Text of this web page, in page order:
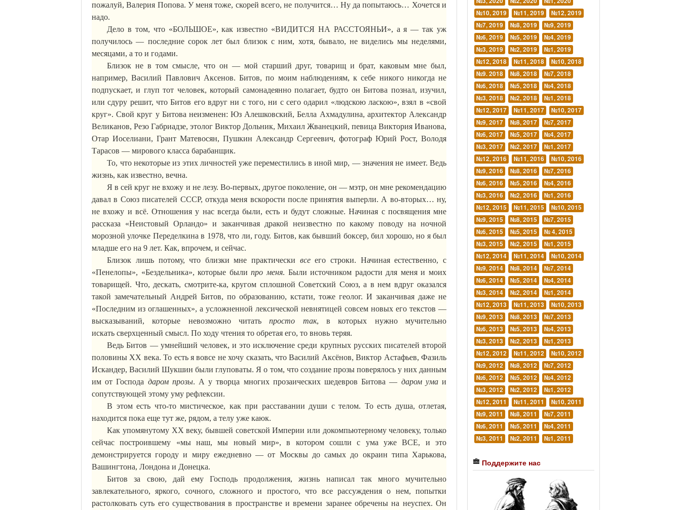
пожалуй, Валерия Попова. У меня тоже, скорей всего, не получится… Ну да попытаюсь… Хочется и
надо.
Дело в том, что «БОЛЬШОЕ», как известно «ВИДИТСЯ НА РАССТОЯНЬИ», а я — так уж
получилось — последние сорок лет был близок с ним, хотя, бывало, не виделись мы неделями,
месяцами, а то и годами.
Близок не в том смысле, что он — мой старший друг, товарищ и брат, каковым мне был,
например, Василий Павлович Аксенов. Битов, по моим наблюдениям, к себе никого никогда не
подпускает, и глуп тот человек, который самонадеянно полагает, будто онБитова познал, изучил,
или сдуру решит, что Битов его вдруг ни с того, ни с сего одарил «людскою ласкою», взял в «свой
круг». Свой круг у Битова неизменен: Юз Алешковский, Белла Ахмадулина, архитектор Александр
Великанов, Резо Габриадзе, этолог Виктор Дольник, Михаил Жванецкий, певица Виктория Иванова,
Отар Иоселиани, Грант Матевосян, Пушкин Александр Сергеевич, фотограф Юрий Рост, Володя
Тарасов — мирового класса барабанщик.
То, что некоторые из этих личностей уже переместились в иной мир, — значения не имеет. Ведь
жизнь, как известно, вечна.
Я в сей круг не вхожу и не лезу. Во-первых, другое поколение, он — мэтр, он мне рекомендацию
давал в Союз писателей СССР, откуда меня вскорости после принятия выперли. А во-вторых… ну,
не вхожу и всё. Отношения у нас всегда были, есть и будут сложные. Начиная с посвящения мне
рассказа «Неистовый Орландо» и заканчивая дракой неизвестно по какому поводу на ночной
морозной улочке Переделкина в 1978, что ли, году. Битов, как бывший боксер, бил хорошо, но я был
младше его на 9 лет. Как, впрочем, и сейчас.
Близок лишь потому, что близки мне практически все его строки. Начиная естественно, с
«Пенелопы», «Бездельника», которые былипро меня. Были источником радости для меня и моих
товарищей. Что, дескать, смотрите-ка, кругом сплошной Советский Союз, а в нем вдруг оказался
такой замечательный Андрей Битов, по образованию, кстати, тоже геолог. И заканчивая даже не
«Последним из оглашенных», а усложненной лексической невнятицей совсем новых его текстов —
высказываний, которые невозможно читатьпросто так, в которых нужно мучительно
искать сверхценный смысл. По ходу чтения то обретая его, то вновь теряя.
Ведь Битов — умнейший человек, и это исключение среди крупных русских писателей второй
половины ХХ века. То есть я вовсе не хочу сказать, что Василий Аксёнов, Виктор Астафьев, Фазиль
Искандер, Василий Шукшин были глуповаты. Я о том, что создание прозы поверялось у них данным
им от Господа даром прозы. А у творца многих прозаических шедевровБитова — даром умаи
сопутствующей этому уму рефлексии.
В этом есть что-то мистическое, как при расставании души с телом. То есть душа, отлетая,
находится пока еще тут же, рядом, а телу уже каюк.
Как упомянутому ХХ веку, бывшей советской Империи или докомпьютерномучеловеку, только
сейчас построившему «мы наш, мы новый мир», в котором сошли с ума уже ВСЕ, и это
демонстрируется городу и миру ежедневно — от Москвы до самых до окраин типа Харькова,
Вашингтона, Лондона и Донецка.
Битов за свою, дай ему Господь продолжения, жизнь написал так много мучительно
завлекательного, яркого, сочного, сложного и простого, что все рассуждения о нем, попытки
растолковать суть его существования в пространстве и времени заранее обречены на неуспех. Он
№10, 2019
№11, 2019
№12, 2019
№7, 2019
№8, 2019
№9, 2019
№6, 2019
№5, 2019
№4, 2019
№3, 2019
№2, 2019
№1, 2019
№12, 2018
№11, 2018
№10, 2018
№9. 2018
№8, 2018
№7, 2018
№6, 2018
№5, 2018
№4, 2018
№3, 2018
№2, 2018
№1, 2018
№12, 2017
№11, 2017
№10, 2017
№9, 2017
№8, 2017
№7, 2017
№6, 2017
№5, 2017
№4, 2017
№3, 2017
№2, 2017
№1, 2017
№12, 2016
№11, 2016
№10, 2016
№9, 2016
№8, 2016
№7, 2016
№6, 2016
№5, 2016
№4, 2016
№3, 2016
№2, 2016
№1, 2016
№12, 2015
№11, 2015
№10, 2015
№9, 2015
№8, 2015
№7, 2015
№6, 2015
№5, 2015
№ 4, 2015
№3, 2015
№2, 2015
№1, 2015
№12, 2014
№11, 2014
№10, 2014
№9, 2014
№8, 2014
№7, 2014
№6, 2014
№5, 2014
№4, 2014
№3, 2014
№2, 2014
№1, 2014
№12, 2013
№11, 2013
№10, 2013
№9, 2013
№8, 2013
№7, 2013
№6, 2013
№5, 2013
№4, 2013
№3, 2013
№2, 2013
№1, 2013
№12, 2012
№11, 2012
№10, 2012
№9, 2012
№8, 2012
№7, 2012
№6, 2012
№5, 2012
№4, 2012
№3, 2012
№2, 2012
№1, 2012
№12, 2011
№11, 2011
№10, 2011
№9, 2011
№8, 2011
№7, 2011
№6, 2011
№5, 2011
№4, 2011
№3, 2011
№2, 2011 №1, 2011
Поддержите нас